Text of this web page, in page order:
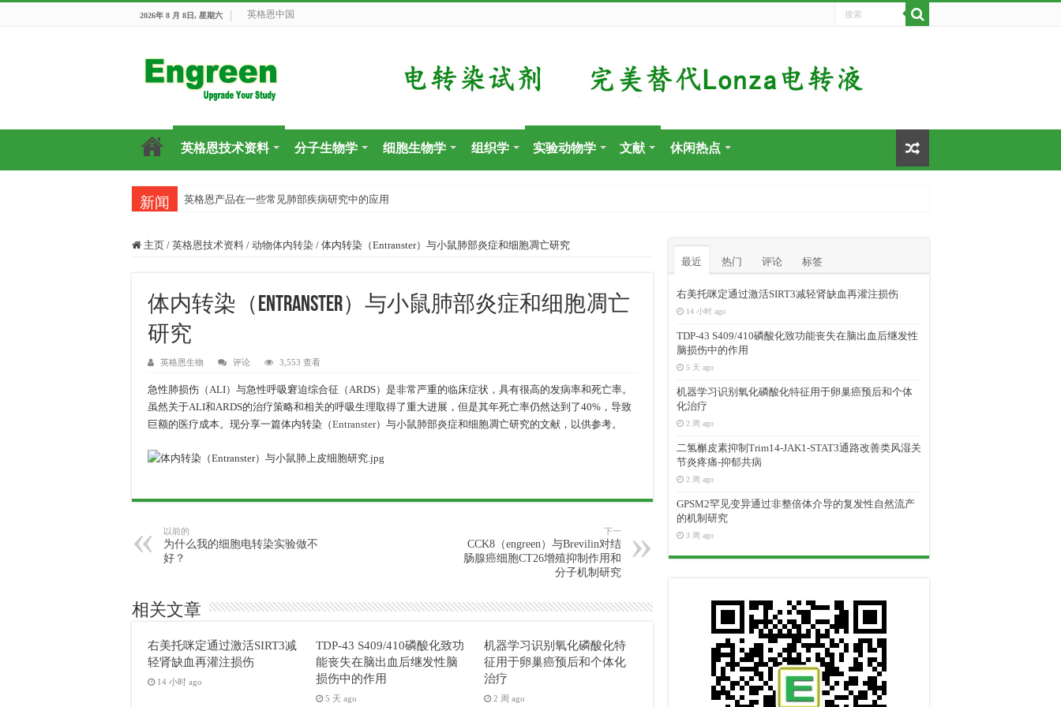
2026年 8 月 8日, 星期六 英格恩中国
英格恩技术资料 分子生物学 细胞生物学 组织学 实验动物学 文献 休闲热点
新闻 英格恩产品在一些常见肺部疾病研究中的应用
主页 / 英格恩技术资料 / 动物体内转染 / 体内转染（Entranster）与小鼠肺部炎症和细胞凋亡研究
体内转染（Entranster）与小鼠肺部炎症和细胞凋亡
研究
英格恩生物 评论 3,553 查看
急性肺损伤（ALI）与急性呼吸窘迫综合征（ARDS）是非常严重的临床症状，具有很高的发病率和死亡率。
虽然关于ALI和ARDS的治疗策略和相关的呼吸生理取得了重大进展，但是其年死亡率仍然达到了40%，导致
巨额的医疗成本。现分享一篇体内转染（Entranster）与小鼠肺部炎症和细胞凋亡研究的文献，以供参考。
以前的
为什么我的细胞电转染实验做不
好？
下一
CCK8（engreen）与Brevilin对结
肠腺癌细胞CT26增殖抑制作用和
分子机制研究
相关文章
右美托咪定通过激活SIRT3减
轻肾缺血再灌注损伤
14 小时 ago
TDP-43 S409/410磷酸化致功
能丧失在脑出血后继发性脑
损伤中的作用
5 天 ago
机器学习识别氧化磷酸化特
征用于卵巢癌预后和个体化
治疗
2 周 ago
最近 热门 评论 标签
右美托咪定通过激活SIRT3减轻肾缺血再灌注损伤
14 小时 ago
TDP-43 S409/410磷酸化致功能丧失在脑出血后继发性
脑损伤中的作用
5 天 ago
机器学习识别氧化磷酸化特征用于卵巢癌预后和个体
化治疗
2 周 ago
二氢槲皮素抑制Trim14-JAK1-STAT3通路改善类风湿关
节炎疼痛-抑郁共病
2 周 ago
GPSM2罕见变异通过非整倍体介导的复发性自然流产
的机制研究
3 周 ago